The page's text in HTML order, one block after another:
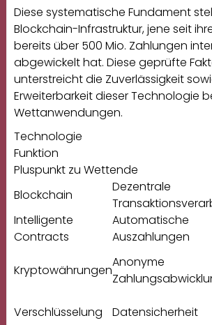
Diese systematische Fundament
Blockchain-Infrastruktur, jene seit
bereits über 500 Mio. Zahlungen
abgewickelt hat. Diese geprüfte
unterstreicht die Zuverlässigkeit
Erweiterbarkeit dieser Technologie
Wettanwendungen.
Technologie
Funktion
Pluspunkt zu Wettende
Blockchain
Dezentrale
Intelligente
Contracts
Automatische
Auszahlungen
Kryptowährungen
Anonyme
Verschlüsselung
Datensicherheit